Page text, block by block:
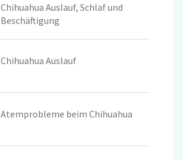
Chihuahua Auslauf, Schlaf und
Beschäftigung
Chihuahua Auslauf
Atemprobleme beim Chihuahua